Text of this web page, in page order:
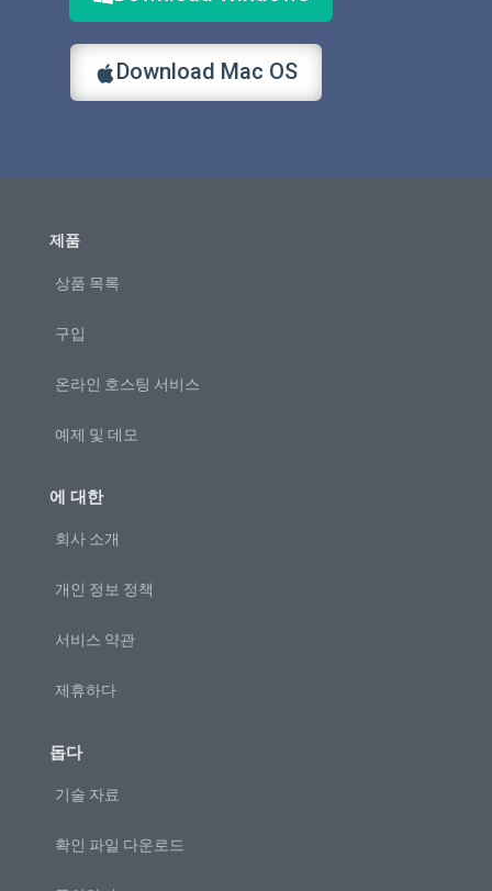
Download Mac OS
제품
상품 목록
구입
온라인 호스팅 서비스
예제 및 데모
에 대한
회사 소개
개인 정보 정책
서비스 약관
제휴하다
돕다
기술 자료
확인 파일 다운로드